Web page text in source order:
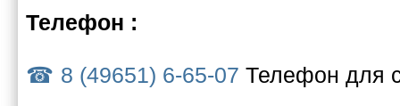
Телефон :
8 (49651) 6-65-07 Телефон для